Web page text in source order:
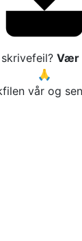
skrivefeil?Vær
🙏
vår og